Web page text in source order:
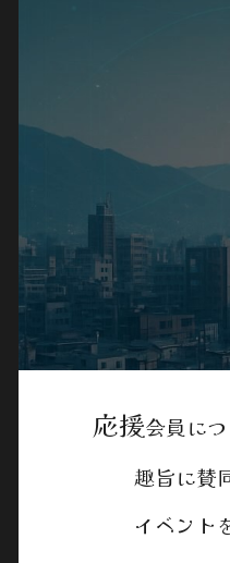
応援会員に
趣旨に賛同
イベントを